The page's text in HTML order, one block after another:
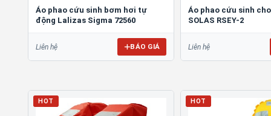
Áo phao cứu sinh bơm hơi tự
động Lalizas Sigma 72560
Liên hệ BÁO GIÁ
Áo phao cứu sinh
SOLAS RSEY-2
Liên hệ
HOT HOT